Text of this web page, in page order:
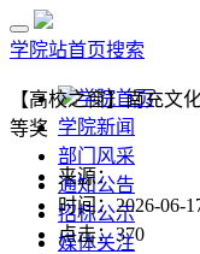
学院站首页搜索
学院首页
学院新闻
部门风采
通知公告
招标公示
媒体关注
【高校之窗】南充文
等奖
来源：
时间：2026-06-
点击：370